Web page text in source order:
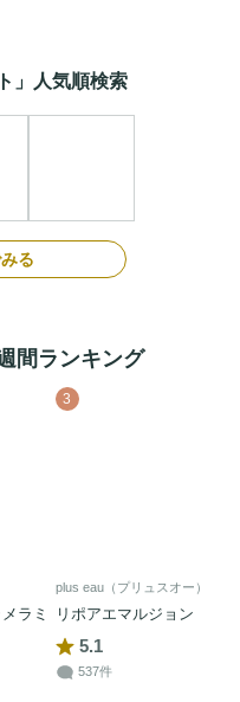
」人気順検索
る
間ランキング
ラミ
3
plus eau（プリュスオー）
リポアエマルジョン
5.1
537件